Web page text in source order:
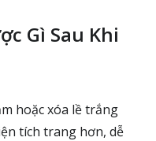
Gì Sau Khi
hoặc xóa lề trắng
tích trang hơn, dễ